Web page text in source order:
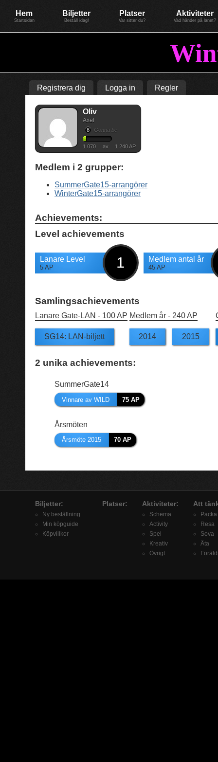
Hem
Startsidan
Biljetter
Beställ idag!
Platser
Var sitter du?
Aktiviteter
Vad händer på lanet?
Registrera dig Logga in Regler
Oliv
Axel
8 Gonna be
1 070 av 1 240 AP
Medlem i 2 grupper:
SummerGate15-arrangörer
WinterGate15-arrangörer
Achievements:
Level achievements
Lanare Level
5 AP 1 Medlem antal år
45 AP
Samlingsachievements
Lanare Gate-LAN - 100 AP
SG14: LAN-biljett
Medlem år - 240 AP
2014 2015
2 unika achievements:
SummerGate14
Vinnare av WILD 75 AP
Årsmöten
Årsmöte 2015 70 AP
Biljetter:
Ny beställning
Min köpguide
Köpvillkor
Platser: Aktiviteter:
Schema
Activity
Spel
Kreativ
Övrigt
Att
Packa
Resa
Sova
Äta